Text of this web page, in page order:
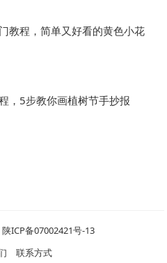
教程，简单又好看的黄色小花
，5步教你画植树节手抄报
陕ICP备07002421号-13
联系方式